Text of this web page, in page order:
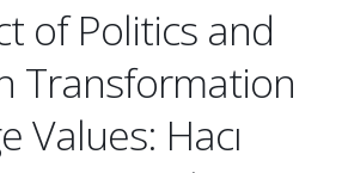
of Politics and
Transformation
Values: Hacı